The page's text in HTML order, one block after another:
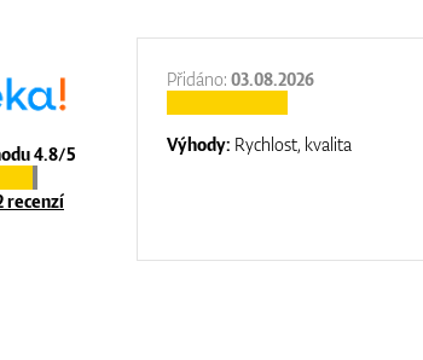
4.8/5
recenzí
Přidáno:03.08.2026
Výhody: Rychlost, kvalita